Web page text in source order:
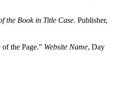
the Book in Title Case. Publisher,
the Page." Website Name, Day